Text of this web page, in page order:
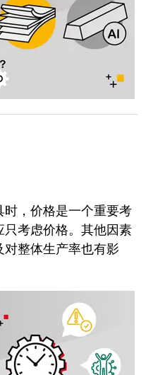
，价格是一个重要考
只考虑价格。其他因素
整体生产率也有影